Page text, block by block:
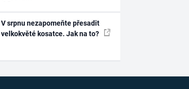
V srpnu nezapomeňte přesadit
velkokvěté kosatce. Jak na to?